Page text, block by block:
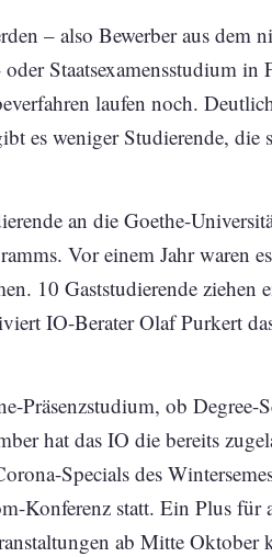
– also Bewerber aus dem
Staatsexamensstudium in
laufen noch.
es weniger Studierende, die
an die Goethe-
Vor einem Jahr waren
10 Gaststudierende ziehen
IO-Berater Olaf Purkert
ob Degree-
hat das IO die bereits
Specials des
Konferenz statt. Ein Plus für
ab Mitte Oktober